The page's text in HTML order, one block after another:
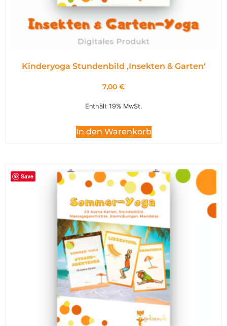
Kinderyoga Stundenbild ,Insekten & Garten‘
7,00 €
Enthält 19% MwSt.
In den Warenkorb
Save